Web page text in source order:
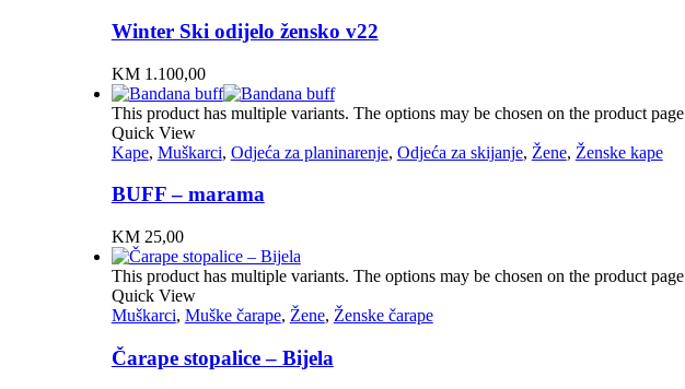
Winter Ski odijelo žensko v22
KM1.100,00
This product has multiple variants. The options may be chosen on the product page
Quick View
Kape, Muškarci, Odjeća za planinarenje, Odjeća za skijanje, Žene, Ženske kape
BUFF – marama
KM25,00
This product has multiple variants. The options may be chosen on the product page
Quick View
Muškarci, Muške čarape, Žene, Ženske čarape
Čarape stopalice – Bijela